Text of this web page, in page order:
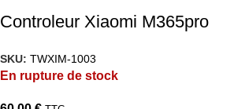
Controleur Xiaomi M365pro
SKU: TWXIM-1003
En rupture de stock